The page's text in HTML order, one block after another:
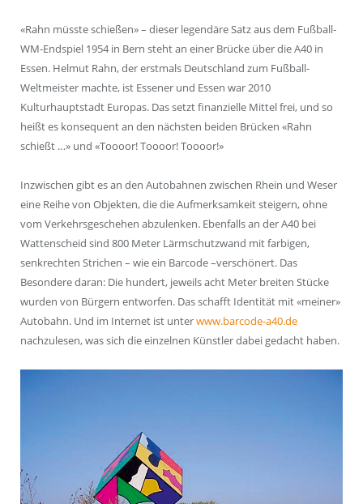
«Rahn müsste schießen» – dieser legendäre Satz aus dem Fußball-
WM-Endspiel 1954 in Bern steht an einer Brücke über die A40 in
Essen. Helmut Rahn, der erstmals Deutschland zum Fußball-
Weltmeister machte, ist Essener und Essen war 2010
Kulturhauptstadt Europas. Das setzt finanzielle Mittel frei, und so
heißt es konsequent an den nächsten beiden Brücken «Rahn
schießt …» und «Toooor! Toooor! Toooor!»
Inzwischen gibt es an den Autobahnen zwischen Rhein und Weser
eine Reihe von Objekten, die die Aufmerksamkeit steigern, ohne
vom Verkehrsgeschehen abzulenken. Ebenfalls an der A40 bei
Wattenscheid sind 800 Meter Lärmschutzwand mit farbigen,
senkrechten Strichen – wie ein Barcode –verschönert. Das
Besondere daran: Die hundert, jeweils acht Meter breiten Stücke
wurden von Bürgern entworfen. Das schafft Identität mit «meiner»
Autobahn. Und im Internet ist unterwww.barcode-a40.de
nachzulesen, was sich die einzelnen Künstler dabei gedacht haben.